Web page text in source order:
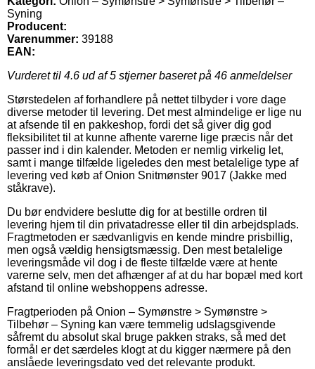
Syning
Producent:
Varenummer: 39188
EAN:
Vurderet til 4.6 ud af 5 stjerner baseret på 46 anmeldelser
Størstedelen af forhandlere på nettet tilbyder i vore dage
diverse metoder til levering. Det mest almindelige er lige nu
at afsende til en pakkeshop, fordi det så giver dig god
fleksibilitet til at kunne afhente varerne lige præcis når det
passer ind i din kalender. Metoden er nemlig virkelig let,
samt i mange tilfælde ligeledes den mest betalelige type af
levering ved køb af Onion Snitmønster 9017 (Jakke med
ståkrave).
Du bør endvidere beslutte dig for at bestille ordren til
levering hjem til din privatadresse eller til din arbejdsplads.
Fragtmetoden er sædvanligvis en kende mindre prisbillig,
men også vældig hensigtsmæssig. Den mest betalelige
leveringsmåde vil dog i de fleste tilfælde være at hente
varerne selv, men det afhænger af at du har bopæl med kort
afstand til online webshoppens adresse.
Fragtperioden på Onion – Symønstre > Symønstre >
Tilbehør – Syning kan være temmelig udslagsgivende
såfremt du absolut skal bruge pakken straks, så med det
formål er det særdeles klogt at du kigger nærmere på den
anslåede leveringsdato ved det relevante produkt.